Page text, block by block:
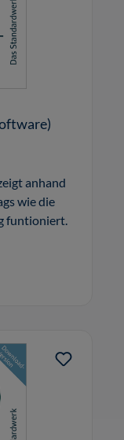
anhand
wie die
funtioniert.